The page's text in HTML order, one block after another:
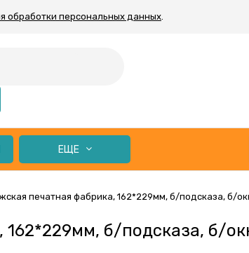
обработки персональных данных.
ЕЩЕ
печатная фабрика, 162*229мм, б/подсказа, б/
162*229мм, б/подсказа, б/